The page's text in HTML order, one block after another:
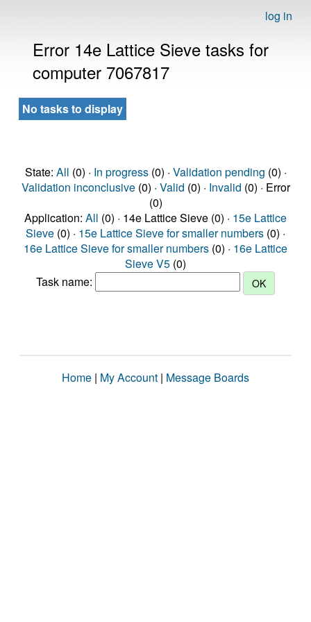
log in
Error 14e Lattice Sieve tasks for
computer 7067817
No tasks to display
State: All (0) · In progress(0) · Validation pending (0) ·
Validation inconclusive(0) · Valid (0) · Invalid (0) · Error
(0)
Application: All (0) · 14e Lattice Sieve (0) · 15e Lattice
Sieve (0) · 15e Lattice Sieve for smaller numbers (0) ·
16e Lattice Sieve for smaller numbers (0) · 16e Lattice
Sieve V5 (0)
Task name:
Home | My Account | Message Boards